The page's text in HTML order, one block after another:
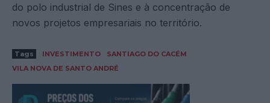
do polo industrial de Sines e à concentração de
novos projetos empresariais no território.
Tags INVESTIMENTO
SANTIAGO DO CACÉM
VILA NOVA DE SANTO ANDRÉ